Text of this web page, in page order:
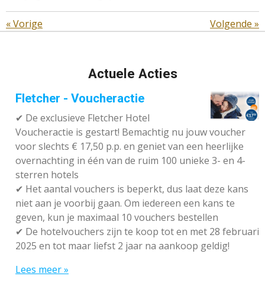
«Vorige Volgende »
Actuele Acties
Fletcher - Voucheractie
✔ De exclusieve Fletcher Hotel
Voucheractie is gestart! Bemachtig nu jouw voucher
voor slechts € 17,50 p.p. en geniet van een heerlijke
overnachting in één van de ruim 100 unieke 3- en 4-
sterren hotels
✔ Het aantal vouchers is beperkt, dus laat deze kans
niet aan je voorbij gaan. Om iedereen een kans te
geven, kun je maximaal 10 vouchers bestellen
✔ De hotelvouchers zijn te koop tot en met 28 februari
2025 en tot maar liefst 2 jaar na aankoop geldig!
Lees meer »